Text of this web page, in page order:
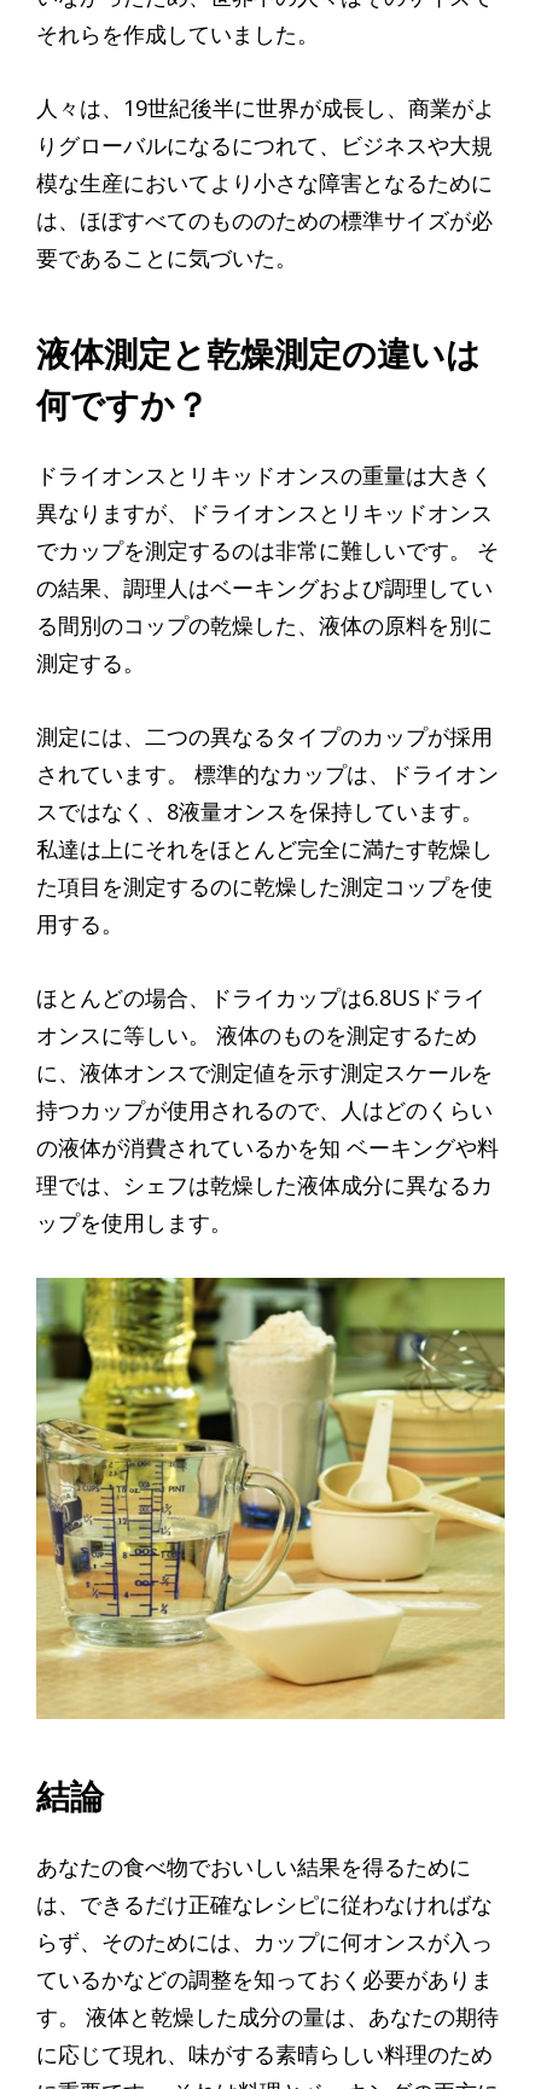
それらを作成していました。
人々は、19世紀後半に世界が成長し、商業がよ
りグローバルになるにつれて、ビジネスや大規
模な生産においてより小さな障害となるために
は、ほぼすべてのもののための標準サイズが必
要であることに気づいた。
液体測定と乾燥測定の違いは
何ですか？
ドライオンスとリキッドオンスの重量は大きく
異なりますが、ドライオンスとリキッドオンス
でカップを測定するのは非常に難しいです。 そ
の結果、調理人はベーキングおよび調理してい
る間別のコップの乾燥した、液体の原料を別に
測定する。
測定には、二つの異なるタイプのカップが採用
されています。 標準的なカップは、ドライオン
スではなく、8液量オンスを保持しています。
私達は上にそれをほとんど完全に満たす乾燥し
た項目を測定するのに乾燥した測定コップを使
用する。
ほとんどの場合、ドライカップは6.8USドライ
オンスに等しい。 液体のものを測定するため
に、液体オンスで測定値を示す測定スケールを
持つカップが使用されるので、人はどのくらい
の液体が消費されているかを知 ベーキングや料
理では、シェフは乾燥した液体成分に異なるカ
ップを使用します。
結論
あなたの食べ物でおいしい結果を得るために
は、できるだけ正確なレシピに従わなければな
らず、そのためには、カップに何オンスが入っ
ているかなどの調整を知っておく必要がありま
す。 液体と乾燥した成分の量は、あなたの期待
に応じて現れ、味がする素晴らしい料理のため